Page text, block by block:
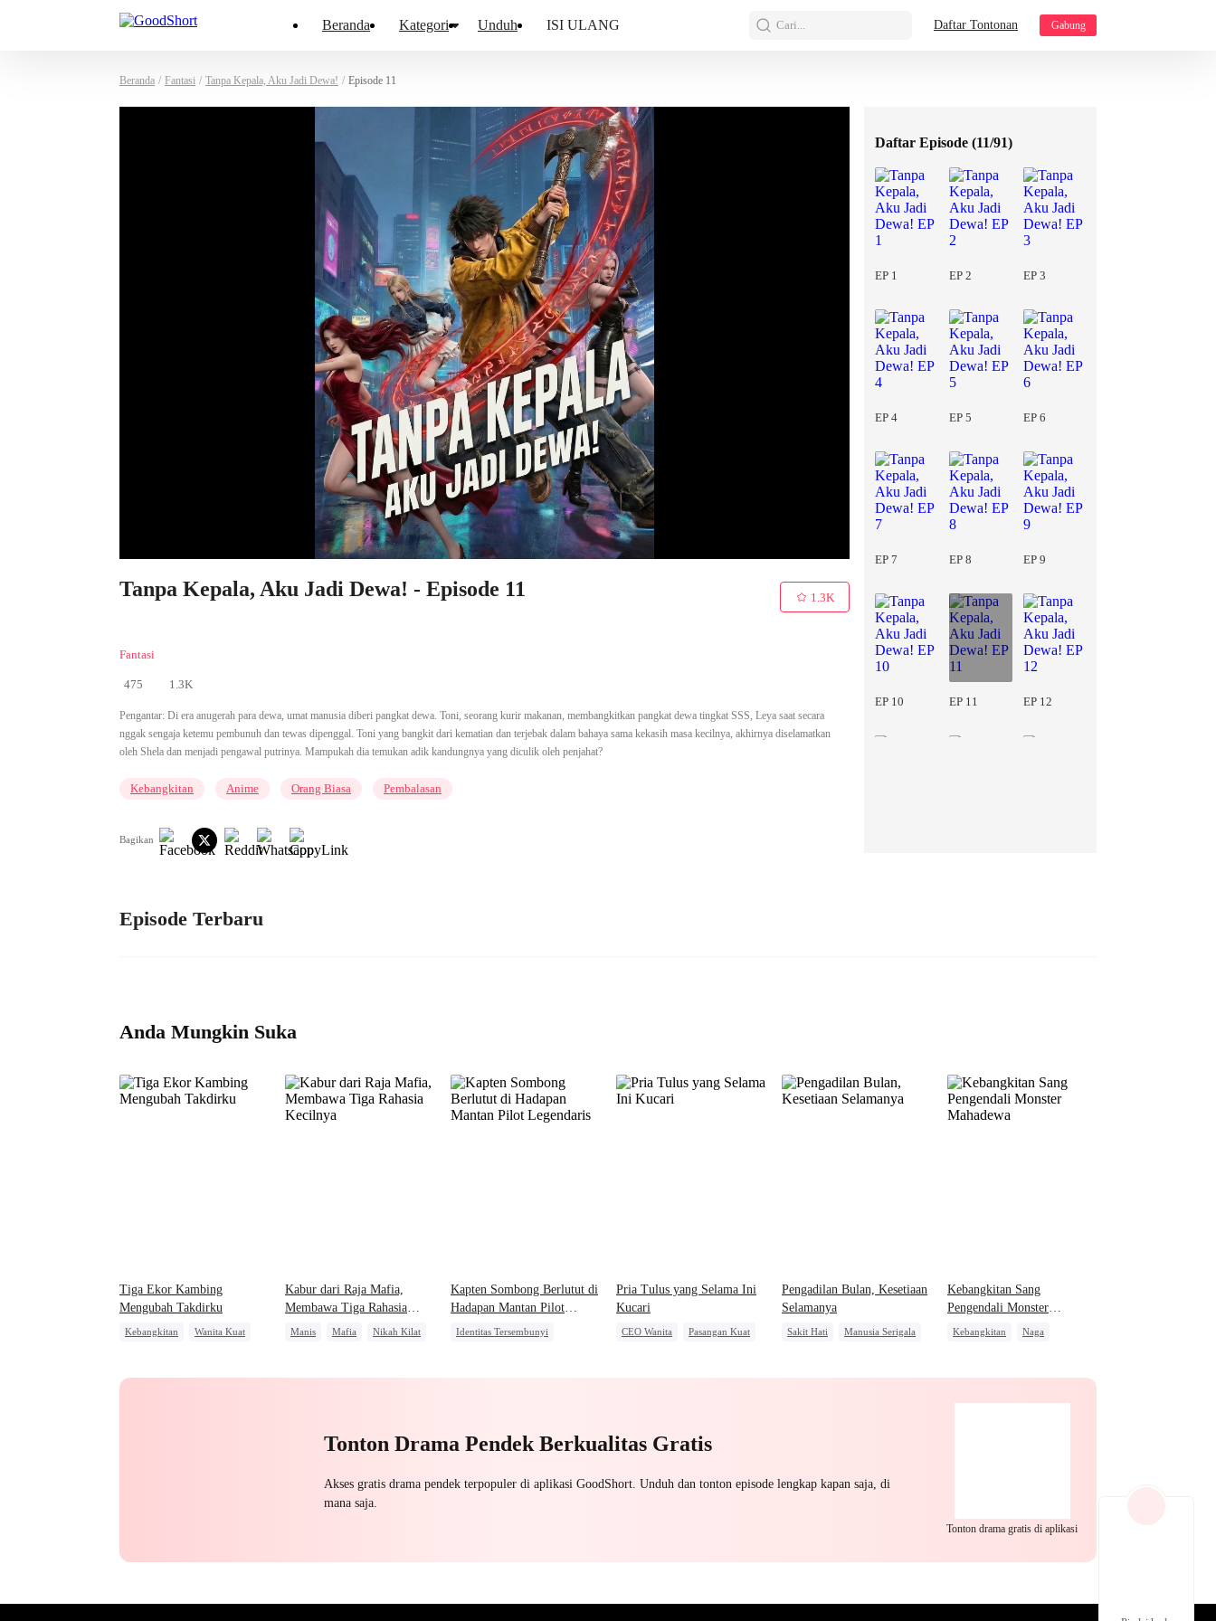
Beranda Kategori Unduh ISI ULANG Cari... Daftar Tontonan Gabung
Beranda / Fantasi / Tanpa Kepala, Aku Jadi Dewa! / Episode 11
Tanpa Kepala, Aku Jadi Dewa! - Episode 11
Fantasi
475 1.3K
1.3K
Pengantar: Di era anugerah para dewa, umat manusia diberi pangkat dewa. Toni, seorang kurir makanan, membangkitkan pangkat dewa tingkat SSS, Leya saat secara
nggak sengaja ketemu pembunuh dan tewas dipenggal. Toni yang bangkit dari kematian dan terjebak dalam bahaya sama kekasih masa kecilnya, akhirnya diselamatkan
oleh Shela dan menjadi pengawal putrinya. Mampukah dia temukan adik kandungnya yang diculik oleh penjahat?
Kebangkitan Anime Orang Biasa Pembalasan
Bagikan
Daftar Episode (11/91)
EP 1 EP 2 EP 3
EP 4 EP 5 EP 6
EP 7 EP 8 EP 9
EP 10 EP 11 EP 12
Episode Terbaru
Anda Mungkin Suka
Tiga Ekor Kambing
Mengubah Takdirku
Kebangkitan
Wanita Kuat
Kabur dari Raja Mafia,
Membawa Tiga Rahasia
Kecilnya
Manis Mafia
Nikah Kilat
Kapten Sombong Berlutut di
Hadapan Mantan Pilot
Legendaris
Identitas Tersembunyi
Pria Tulus yang Selama Ini
Kucari
CEO Wanita
Pasangan Kuat
Pengadilan Bulan, Kesetiaan
Selamanya
Sakit Hati
Manusia Serigala
Kebangkitan Sang
Pengendali Monster
Mahadewa
Kebangkitan
Naga
Tonton Drama Pendek Berkualitas Gratis
Akses gratis drama pendek terpopuler di aplikasi GoodShort. Unduh dan tonton episode lengkap kapan saja, di
mana saja.
Tonton drama gratis di aplikasi